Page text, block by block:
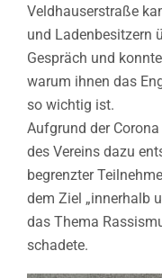
Veldhauserstraße
und Ladenbesitzern
Gespräch und
warum ihnen das
so wichtig ist.
Aufgrund der
des Vereins dazu
begrenzter
dem Ziel „innerhalb
das Thema
schadete.